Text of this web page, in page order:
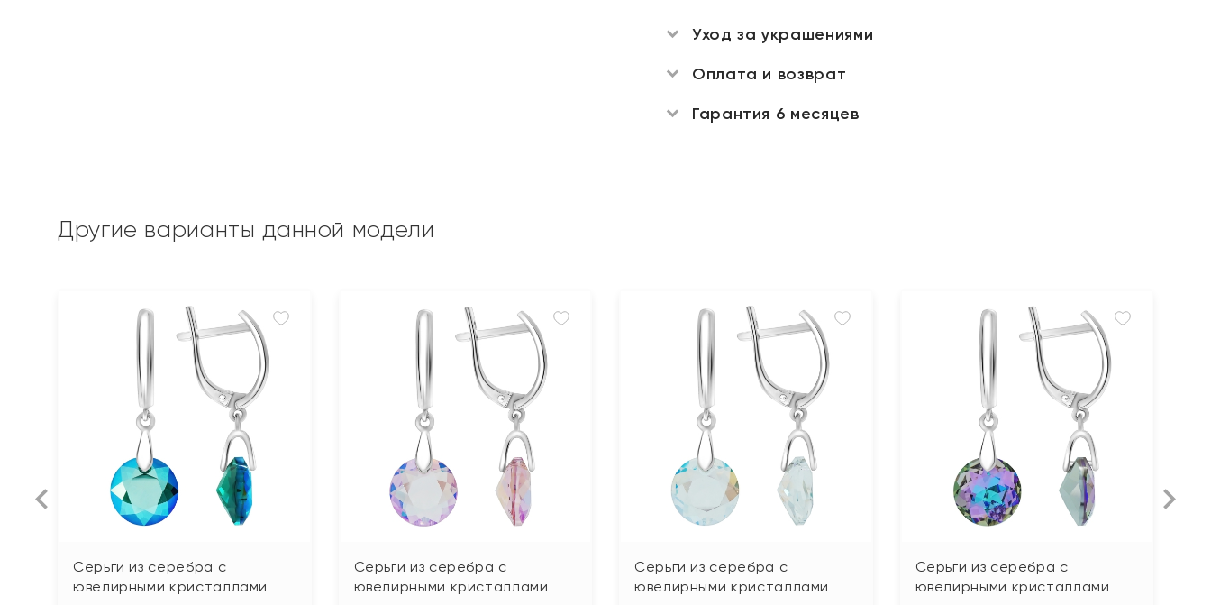
Уход за украшениями
Оплата и возврат
Гарантия 6 месяцев
Другие варианты данной модели
Серьги из серебра с
ювелирными кристаллами
Серьги из серебра с
ювелирными кристаллами
Серьги из серебра с
ювелирными кристаллами
Серьги из серебра с
ювелирными кристаллами